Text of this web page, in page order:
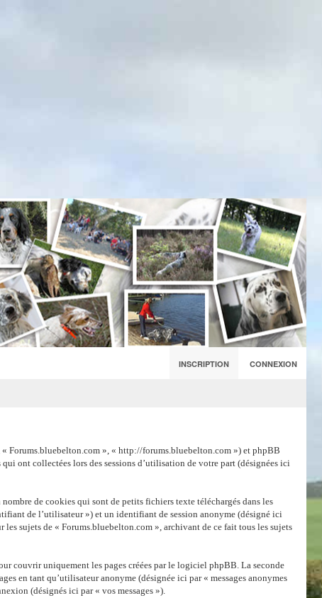
INSCRIPTION CONNEXION
Forums.bluebelton.com », « http://forums.bluebelton.com ») et phpBB
ont collectées lors des sessions d’utilisation de votre part (désignées ici
de cookies qui sont de petits fichiers texte téléchargés dans les
de l’utilisateur ») et un identifiant de session anonyme (désigné ici
sujets de « Forums.bluebelton.com », archivant de ce fait tous les sujets
couvrir uniquement les pages créées par le logiciel phpBB. La seconde
en tant qu’utilisateur anonyme (désignée ici par « messages anonymes
(désignés ici par « vos messages »).